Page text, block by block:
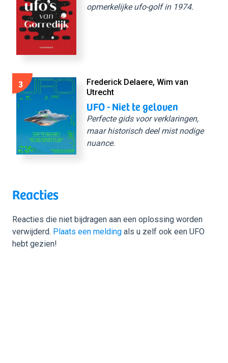
opmerkelijke ufo-golf in 1974.
3
Frederick Delaere, Wim van
Utrecht
UFO - Niet te geloven
Perfecte gids voor verklaringen,
maar historisch deel mist nodige
nuance.
Reacties
Reacties die niet bijdragen aan een oplossing worden
verwijderd. Plaats een melding als u zelf ook een UFO
hebt gezien!